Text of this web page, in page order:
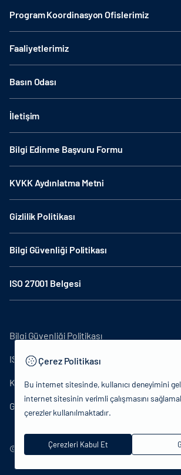
Program Koordinasyon Ofislerimiz
Faaliyetlerimiz
Basın Odası
İletişim
Bilgi Edinme Başvuru Formu
KVKK Aydınlatma Metni
Gizlilik Politikası
Bilgi Güvenliği Politikası
ISO 27001 Belgesi
© 2024 T.C.Kültür ve Turizm Bakanlığı - Tüm
Bilgi Güvenliği Politikası
ISO27001
KVKK Aydınlatma Metni
Gizlilik Politikası
Çerez Politikası
Bu internet sitesinde, kullanıcı deneyimini
internet sitesinin verimli çalışmasını
çerezler kullanılmaktadır.
Çerezleri Kabul Et